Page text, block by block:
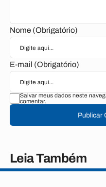
Nome (Obrigatório)
E-mail (Obrigatório)
Salvar meus dados neste
comentar.
Publicar
Leia Também